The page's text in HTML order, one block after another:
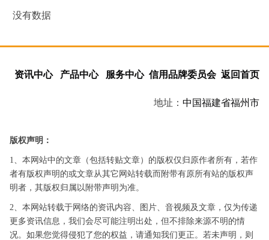
没有数据
资讯中心 产品中心 服务中心 信用品牌委员会 返回首页
地址： 中国福建省福州市
版权声明：
1、本网站中的文章（包括转贴文章）的版权仅归原作者所有，若作
者有版权声明的或文章从其它网站转载而附带有原所有站的版权声
明者，其版权归属以附带声明为准。
2、本网站转载于网络的资讯内容、图片、音视频及文章，仅为传递
更多资讯信息，我们会尽可能注明出处，但不排除来源不明的情
况。如果您觉得侵犯了您的权益，请通知我们更正。若未声明，则